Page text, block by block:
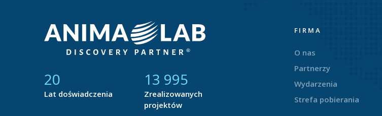
21
Lat doświadczenia
14 802
Zrealizowanych
projektów
FIRMA
O nas
Partnerzy
Wydarzenia
Strefa pobierania